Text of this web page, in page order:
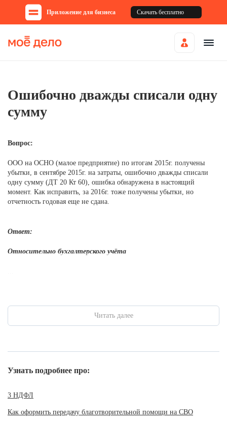
Приложение для бизнеса Скачать бесплатно
Ошибочно дважды списали одну
сумму
Вопрос:
ООО на ОСНО (малое предприятие) по итогам 2015г. получены
убытки, в сентябре 2015г. на затраты, ошибочно дважды списали
одну сумму (ДТ 20 Кт 60), ошибка обнаружена в настоящий
момент. Как исправить, за 2016г. тоже получены убытки, но
отчетность годовая еще не сдана.
Ответ:
Относительно бухгалтерского учёта
Читать далее
Узнать подробнее про:
3 НДФЛ
Как оформить передачу благотворительной помощи на СВО